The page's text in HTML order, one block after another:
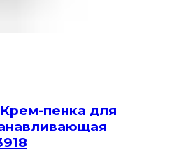
Крем-пенка для